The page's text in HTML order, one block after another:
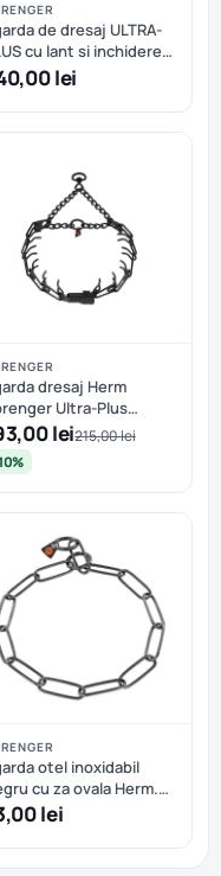
de dresaj ULTRA-
cu lant si inchidere
inox negru - 60
- 3.2 mm
lei
dresaj Herm
Ultra-Plus
inox negru - 63
- 3.2 mm
lei215,00 lei
otel inoxidabil
cu za ovala Herm.
- 50 cm
lei